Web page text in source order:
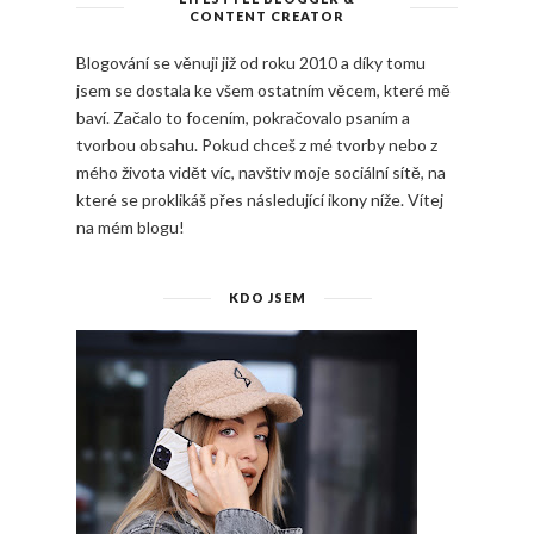
CONTENT CREATOR
Blogování se věnuji již od roku 2010 a díky tomu
jsem se dostala ke všem ostatním věcem, které mě
baví. Začalo to focením, pokračovalo psaním a
tvorbou obsahu. Pokud chceš z mé tvorby nebo z
mého života vidět víc, navštiv moje sociální sítě, na
které se proklikáš přes následující ikony níže. Vítej
na mém blogu!
KDO JSEM